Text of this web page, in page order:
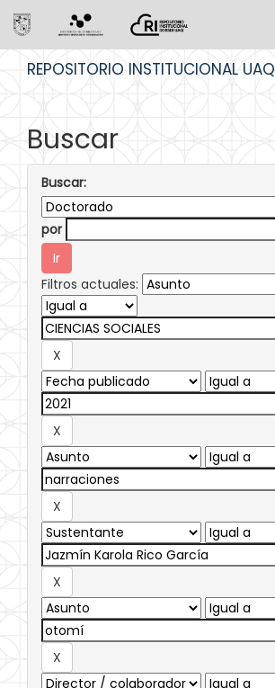
REPOSITORIO INSTITUCIONAL UAQ
Buscar
Buscar:
por
Filtros actuales: